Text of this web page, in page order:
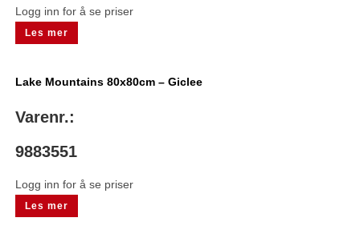
Logg inn for å se priser
Les mer
Lake Mountains 80x80cm – Giclee
Varenr.:
9883551
Logg inn for å se priser
Les mer